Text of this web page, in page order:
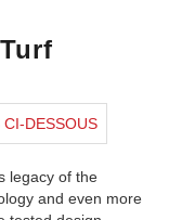
DESSOUS
legacy of the
and even more